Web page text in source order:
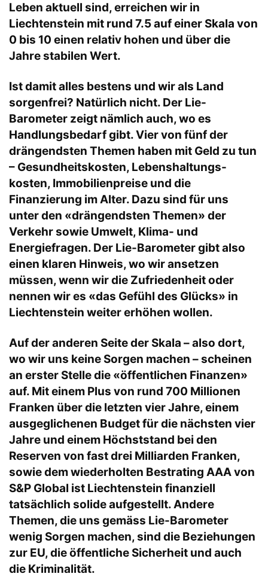
Leben aktuell sind, erreichen wir in
Liechtenstein mit rund 7.5 auf einer Skala von
0 bis 10 einen relativ hohen und über die
Jahre stabilen Wert.
Ist damit alles bestens und wir als Land
sorgenfrei? Natürlich nicht. Der Lie-
Barometer zeigt nämlich auch, wo es
Handlungsbedarf gibt. Vier von fünf der
drängendsten Themen haben mit Geld zu tun
– Gesundheitskosten, Lebenshaltungs-
kosten, Immobilienpreise und die
Finanzierung im Alter. Dazu sind für uns
unter den «drängendsten Themen» der
Verkehr sowie Umwelt, Klima- und
Energiefragen. Der Lie-Barometer gibt also
einen klaren Hinweis, wo wir ansetzen
müssen, wenn wir die Zufriedenheit oder
nennen wir es «das Gefühl des Glücks» in
Liechtenstein weiter erhöhen wollen.
Auf der anderen Seite der Skala – also dort,
wo wir uns keine Sorgen machen – scheinen
an erster Stelle die «öffentlichen Finanzen»
auf. Mit einem Plus von rund 700 Millionen
Franken über die letzten vier Jahre, einem
ausgeglichenen Budget für die nächsten vier
Jahre und einem Höchststand bei den
Reserven von fast drei Milliarden Franken,
sowie dem wiederholten Bestrating AAA von
S&P Global ist Liechtenstein finanziell
tatsächlich solide aufgestellt. Andere
Themen, die uns gemäss Lie-Barometer
wenig Sorgen machen, sind die Beziehungen
zur EU, die öffentliche Sicherheit und auch
die Kriminalität.